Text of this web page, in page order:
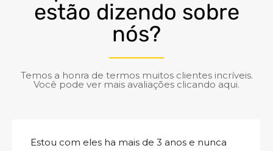
estão dizendo sobre
nós?
Temos a honra de termos muitos clientes incríveis.
Você pode ver mais avaliações clicando aqui.
Estou com eles ha mais de 3 anos e nunca